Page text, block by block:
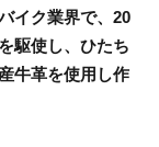
イク業界で、20
駆使し、ひたち
牛革を使用し作